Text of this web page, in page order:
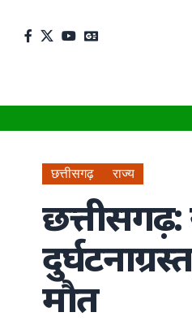
छत्तीसगढ़ राज्य
छत्तीसगढ़:
मौत